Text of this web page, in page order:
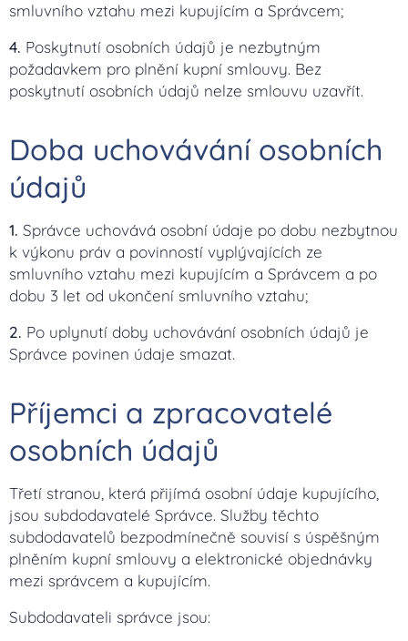
smluvního vztahu mezi kupujícím a Správcem;
4. Poskytnutí osobních údajů je nezbytným
požadavkem pro plnění kupní smlouvy. Bez
poskytnutí osobních údajů nelze smlouvu uzavřít.
Doba uchovávání osobních
údajů
1. Správce uchovává osobní údaje po dobu nezbytnou
k výkonu práv a povinností vyplývajících ze
smluvního vztahu mezi kupujícím a Správcem a po
dobu 3 let od ukončení smluvního vztahu;
2. Po uplynutí doby uchovávání osobních údajů je
Správce povinen údaje smazat.
Příjemci a zpracovatelé
osobních údajů
Třetí stranou, která přijímá osobní údaje kupujícího,
jsou subdodavatelé Správce. Služby těchto
subdodavatelů bezpodmínečně souvisí s úspěšným
plněním kupní smlouvy a elektronické objednávky
mezi správcem a kupujícím.
Subdodavateli správce jsou: